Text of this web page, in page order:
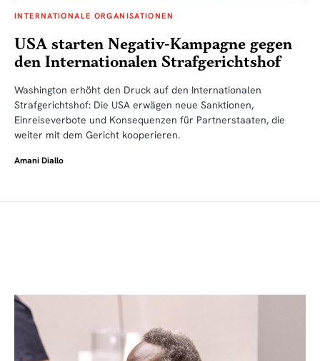
INTERNATIONALE ORGANISATIONEN
USA starten Negativ-Kampagne gegen
den Internationalen Strafgerichtshof
Washington erhöht den Druck auf den Internationalen
Strafgerichtshof: Die USA erwägen neue Sanktionen,
Einreiseverbote und Konsequenzen für Partnerstaaten, die
weiter mit dem Gericht kooperieren.
Amani Diallo